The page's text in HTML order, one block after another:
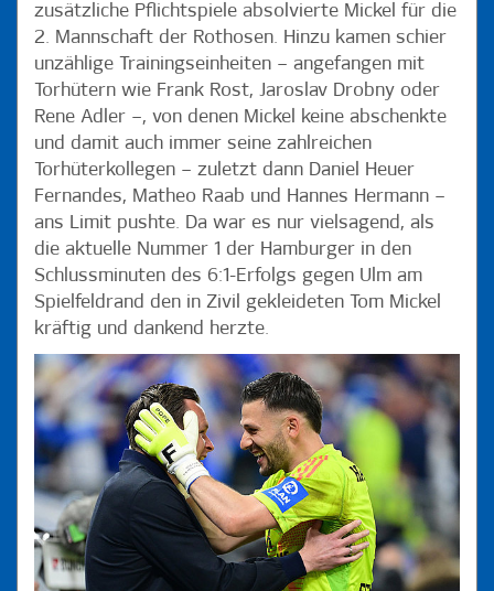
zusätzliche Pflichtspiele absolvierte Mickel für die
2. Mannschaft der Rothosen. Hinzu kamen schier
unzählige Trainingseinheiten – angefangen mit
Torhütern wie Frank Rost, Jaroslav Drobny oder
Rene Adler –, von denen Mickel keine abschenkte
und damit auch immer seine zahlreichen
Torhüterkollegen – zuletzt dann Daniel Heuer
Fernandes, Matheo Raab und Hannes Hermann –
ans Limit pushte. Da war es nur vielsagend, als
die aktuelle Nummer 1 der Hamburger in den
Schlussminuten des 6:1-Erfolgs gegen Ulm am
Spielfeldrand den in Zivil gekleideten Tom Mickel
kräftig und dankend herzte.